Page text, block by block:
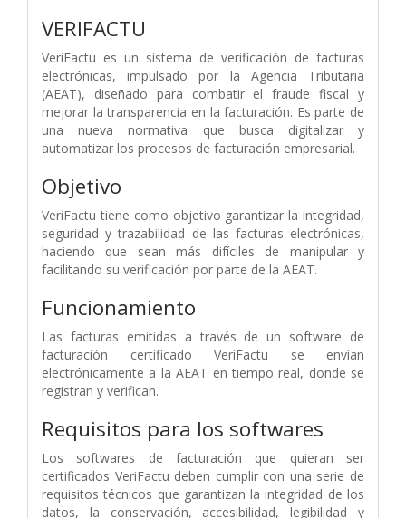
VERIFACTU
VeriFactu es un sistema de verificación de facturas
electrónicas, impulsado por la Agencia Tributaria
(AEAT), diseñado para combatir el fraude fiscal y
mejorar la transparencia en la facturación. Es parte de
una nueva normativa que busca digitalizar y
automatizar los procesos de facturación empresarial.
Objetivo
VeriFactu tiene como objetivo garantizar la integridad,
seguridad y trazabilidad de las facturas electrónicas,
haciendo que sean más difíciles de manipular y
facilitando su verificación por parte de la AEAT.
Funcionamiento
Las facturas emitidas a través de un software de
facturación certificado VeriFactu se envían
electrónicamente a la AEAT en tiempo real, donde se
registran y verifican.
Requisitos para los softwares
Los softwares de facturación que quieran ser
certificados VeriFactu deben cumplir con una serie de
requisitos técnicos que garantizan la integridad de los
datos, la conservación, accesibilidad, legibilidad y